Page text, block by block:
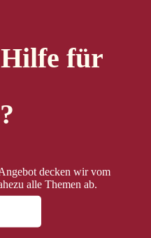
Hilfe für
decken wir vom
alle Themen ab.